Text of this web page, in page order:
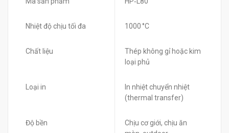
Nhiệt độ chịu tối đa 1000 °C
Chất liệu
Thép không gỉ hoặc kim
loại phủ
Loại in
In nhiệt chuyển nhiệt
(thermal transfer)
Độ bền
Chịu cơ giới, chịu ăn